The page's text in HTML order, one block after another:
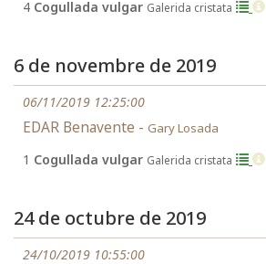
4 Cogullada vulgar Galerida cristata
6 de novembre de 2019
06/11/2019 12:25:00
EDAR Benavente - Gary Losada
1 Cogullada vulgar Galerida cristata
24 de octubre de 2019
24/10/2019 10:55:00